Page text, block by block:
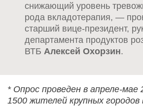
снижающий уровень
рода вкладотерапия, —
старший вице-президент,
департамента продуктов
ВТБ Алексей Охорзин.
* Опрос проведен в апреле-мае
1500 жителей крупных